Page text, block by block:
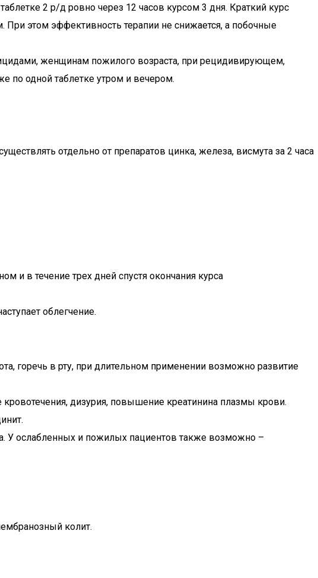
2 р/д ровно через 12 часов курсом 3 дня. Краткий курс
При этом эффективность терапии не снижается, а побочные
женщинам пожилого возраста, при рецидивирующем,
по одной таблетке утром и вечером.
отдельно от препаратов цинка, железа, висмута за 2 часа
и в течение трех дней спустя окончания курса
облегчение.
горечь в рту, при длительном применении возможно развитие
дизурия, повышение креатинина плазмы крови.
У ослабленных и пожилых пациентов также возможно –
колит.